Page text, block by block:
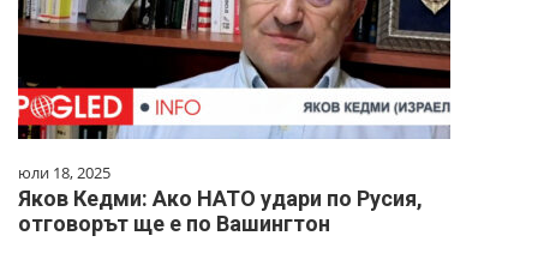
юли 18, 2025
Яков Кедми: Ако НАТО удари по Русия,
отговорът ще е по Вашингтон